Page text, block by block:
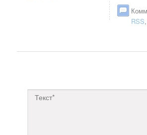
RSS,